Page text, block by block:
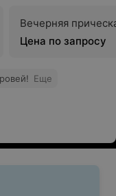
Вечерняя
Цена по запросу
Еще